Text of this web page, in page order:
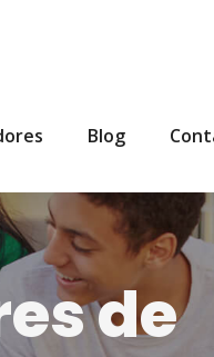
Blog
de